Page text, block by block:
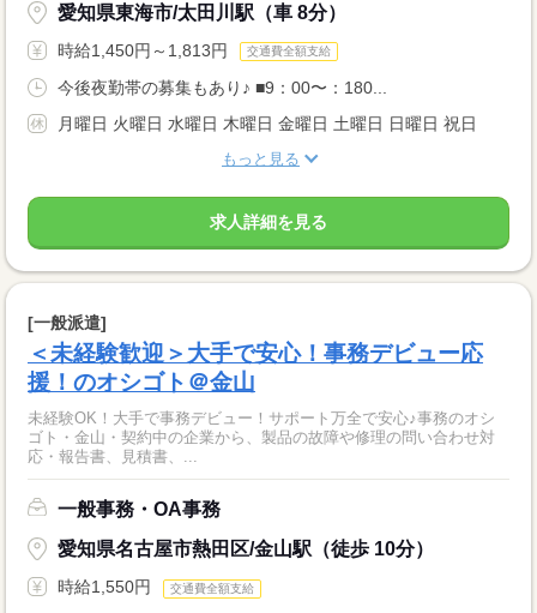
愛知県東海市/太田川駅（車 8分）
時給1,450円～1,813円 交通費全額支給
今後夜勤帯の募集もあり♪ ■9：00〜：180...
月曜日 火曜日 水曜日 木曜日 金曜日 土曜日 日曜日 祝日
もっと見る
求人詳細を見る
[一般派遣]
＜未経験歓迎＞大手で安心！事務デビュー応
援！のオシゴト＠金山
未経験OK！大手で事務デビュー！サポート万全で安心♪事務のオシ
ゴト・金山・契約中の企業から、製品の故障や修理の問い合わせ対
応・報告書、見積書、...
一般事務・OA事務
愛知県名古屋市熱田区/金山駅（徒歩 10分）
時給1,550円 交通費全額支給